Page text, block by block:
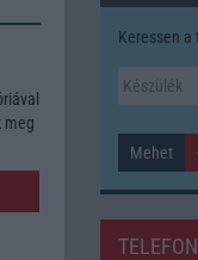
meg
Keressen